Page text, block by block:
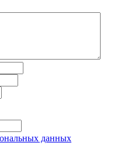
данных